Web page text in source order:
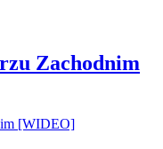
Zachodnim